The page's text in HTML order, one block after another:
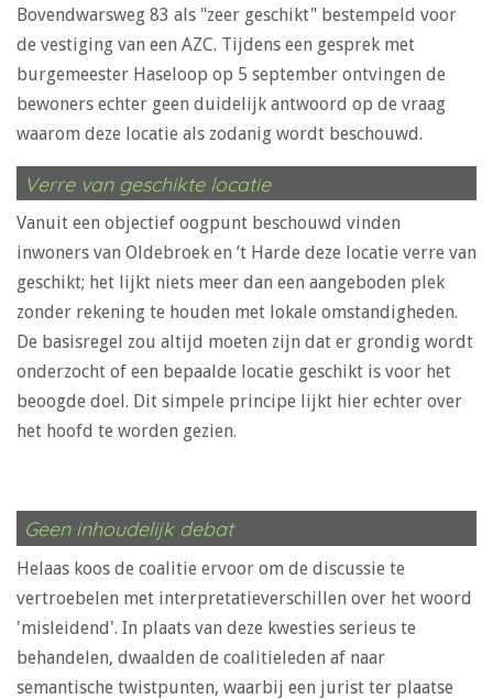
Bovendwarsweg 83 als "zeer geschikt" bestempeld voor
de vestiging van een AZC. Tijdens een gesprek met
burgemeester Haseloop op 5 september ontvingen de
bewoners echter geen duidelijk antwoord op de vraag
waarom deze locatie als zodanig wordt beschouwd.
Verre van geschikte locatie
Vanuit een objectief oogpunt beschouwd vinden
inwoners van Oldebroek en ’t Harde deze locatie verre van
geschikt; het lijkt niets meer dan een aangeboden plek
zonder rekening te houden met lokale omstandigheden.
De basisregel zou altijd moeten zijn dat er grondig wordt
onderzocht of een bepaalde locatie geschikt is voor het
beoogde doel. Dit simpele principe lijkt hier echter over
het hoofd te worden gezien.
Geen inhoudelijk debat
Helaas koos de coalitie ervoor om de discussie te
vertroebelen met interpretatieverschillen over het woord
'misleidend'. In plaats van deze kwesties serieus te
behandelen, dwaalden de coalitieleden af naar
semantische twistpunten, waarbij een jurist ter plaatse